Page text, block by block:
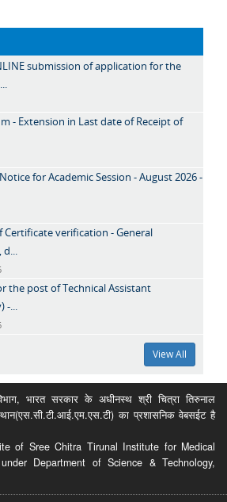
submission of application for the
- Extension in Last date of Receipt of
for Academic Session - August 2026 -
Certificate verification - General
d...
the post of Technical Assistant
-...
View All
भारत सरकार के अधीनस्थ श्री चित्रा तिरुनाल
का प्रशासनिक वेबसईट है
of Sree Chitra Tirunal Institute for Medical
Department of Science & Technology,